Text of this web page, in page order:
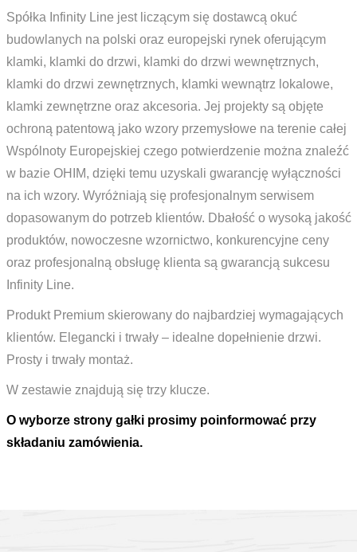
Spółka Infinity Line jest liczącym się dostawcą okuć
budowlanych na polski oraz europejski rynek oferującym
klamki, klamki do drzwi, klamki do drzwi wewnętrznych,
klamki do drzwi zewnętrznych, klamki wewnątrz lokalowe,
klamki zewnętrzne oraz akcesoria. Jej projekty są objęte
ochroną patentową jako wzory przemysłowe na terenie całej
Wspólnoty Europejskiej czego potwierdzenie można znaleźć
w bazie OHIM, dzięki temu uzyskali gwarancję wyłączności
na ich wzory. Wyróżniają się profesjonalnym serwisem
dopasowanym do potrzeb klientów. Dbałość o wysoką jakość
produktów, nowoczesne wzornictwo, konkurencyjne ceny
oraz profesjonalną obsługę klienta są gwarancją sukcesu
Infinity Line.
Produkt Premium skierowany do najbardziej wymagających
klientów. Elegancki i trwały – idealne dopełnienie drzwi.
Prosty i trwały montaż.
W zestawie znajdują się trzy klucze.
O wyborze strony gałki prosimy poinformować przy
składaniu zamówienia.